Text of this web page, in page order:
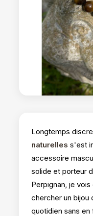
Longtemps
naturelles s'est
accessoire
solide et porteur
Perpignan, je
chercher un bijou
quotidien sans